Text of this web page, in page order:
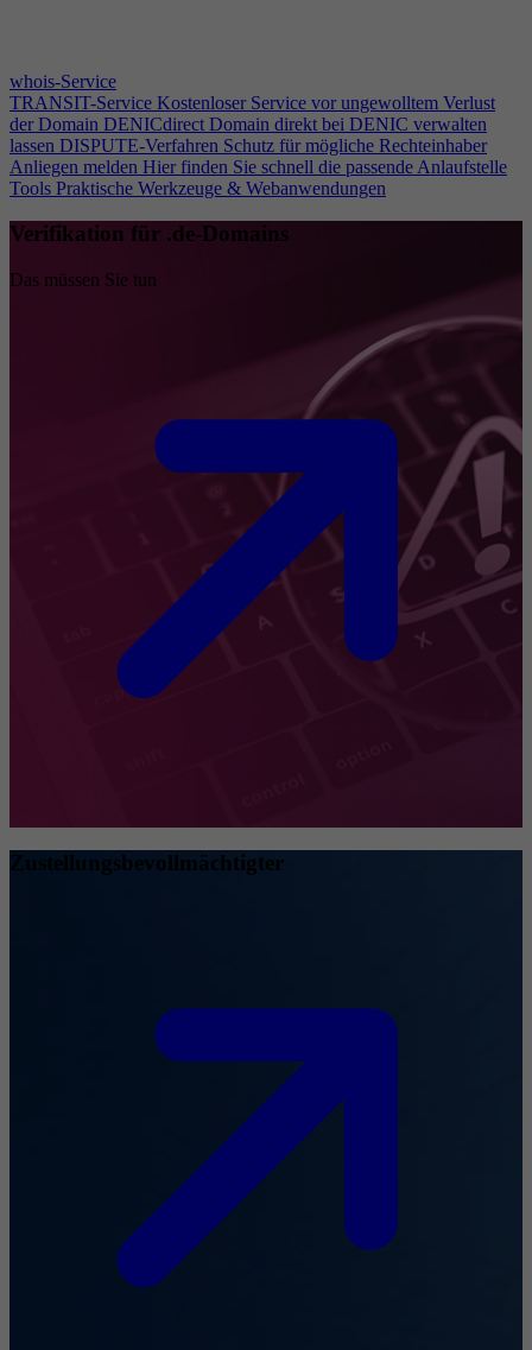
whois-Service
TRANSIT-Service Kostenloser Service vor ungewolltem Verlust
der Domain DENICdirect Domain direkt bei DENIC verwalten
lassen DISPUTE-Verfahren Schutz für mögliche Rechteinhaber
Anliegen melden Hier finden Sie schnell die passende Anlaufstelle
Tools Praktische Werkzeuge & Webanwendungen
Verifikation für .de-Domains
Das müssen Sie tun
Zustellungsbevollmächtigter